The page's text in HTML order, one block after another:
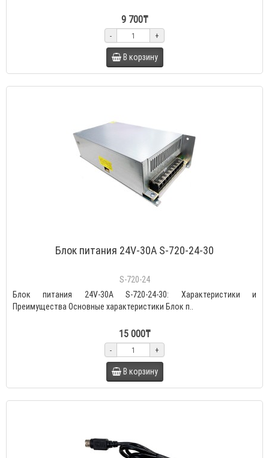
9 700₸
- +
В корзину
Блок питания 24V-30A S-720-24-30
S-720-24
Блок питания 24V-30A S-720-24-30: Характеристики и
Преимущества Основные характеристики Блок п..
15 000₸
- +
В корзину